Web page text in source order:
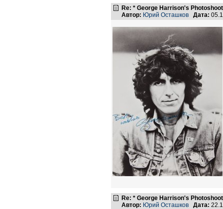
Re: * George Harrison's
Автор: Юрий Осташков Дата:
Re: * George Harrison's
Автор: Юрий Осташков Дата: